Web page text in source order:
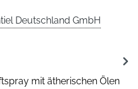
Deutschland GmbH
mit ätherischen Ölen